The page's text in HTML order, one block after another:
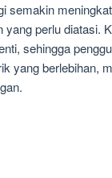
semakin
yang perlu diatasi.
sehingga
yang berlebihan,